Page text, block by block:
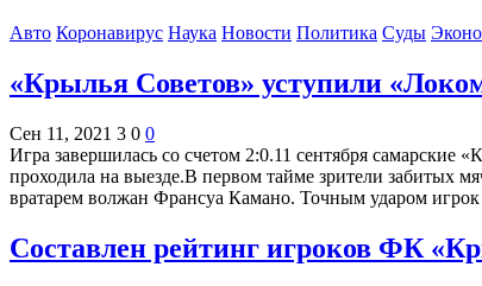
Авто Коронавирус Наука Новости Политика Суды
«Крылья Советов» уступили
Сен 11, 2021 3 0 0
Игра завершилась со счетом 2:0.11 сентября
проходила на выезде.В первом тайме зрители забитых
вратарем волжан Франсуа Камано. Точным ударом
Составлен рейтинг игроков ФК